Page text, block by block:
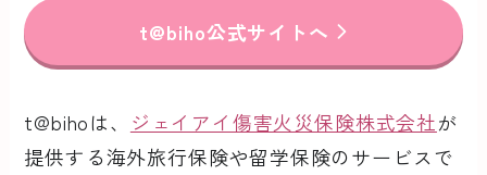
t@biho公式サイトへ
t@bihoは、 ジェイアイ傷害火災保険株式会社が
提供する海外旅行保険や留学保険のサービスで